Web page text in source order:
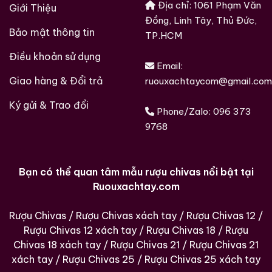
Vị vào mượt, tròn, không góc cạnh. Các nốt caramel
nhạt, kẹo bơ cứng, táo đỏ và bánh mì nướng xuất hiện
tuần tự. Độ cân bằng cao, không thiên về ngọt hay
cay, thể hiện rõ triết lý “wa” – hài hòa tuyệt đối.
Hậu vị
Hậu vị dài vừa phải, khô thanh, để lại cảm giác ấm áp
của gỗ, gia vị nhẹ và chút khoáng tinh tế. Đây là kiểu
Giá trị sưu tầm và tham chiếu giá quốc tế
Whisky Keizo Saji President’s Choice 70th
Anniversaryđược xếp vào nhóm chai mang giá trị
lịch sử doanh nghiệp cao. Giá quốc tế tham khảo dao
động mạnh tùy theo:
Giới Thiệu
Bảo mật thông tin
Điều khoản sử dụng
Giao hàng & Đổi trả
Ký gửi & Trao đổi
Địa chỉ: 1061 Phạm Văn
Đồng, Linh Tây, Thủ Đức,
TP.HCM
Email:
ruouxachtaycom@gmail.com
Phone/Zalo: 096 373
9768
Bạn có thể quan tâm mẫu rượu chivas nổi bật tại
Ruouxachtay.com
Rượu Chivas / Rượu Chivas xách tay / Rượu Chivas 12 /
Rượu Chivas 12 xách tay / Rượu Chivas 18 / Rượu
Chivas 18 xách tay / Rượu Chivas 21 / Rượu Chivas 21
xách tay / Rượu Chivas 25 / Rượu Chivas 25 xách tay